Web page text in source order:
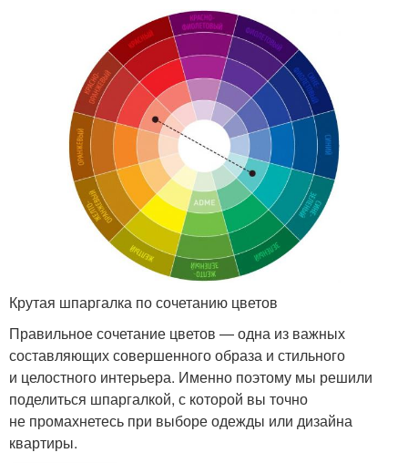
Крутая шпаргалка по сочетанию цветов
Правильное сочетание цветов — одна из важных
составляющих совершенного образа и стильного
и целостного интерьера. Именно поэтому мы решили
поделиться шпаргалкой, с которой вы точно
не промахнетесь при выборе одежды или дизайна
квартиры.